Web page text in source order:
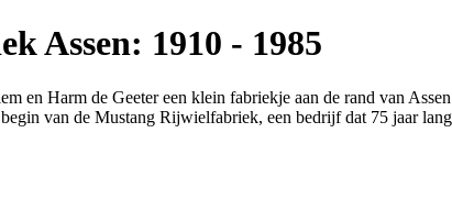
Assen: 1910 - 1985
en Harm de Geeter een klein fabriekje aan de rand van
van de Mustang Rijwielfabriek, een bedrijf dat 75 jaar